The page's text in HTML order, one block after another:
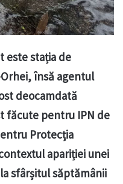
este stația de
însă agentul
deocamdată
făcute pentru IPN de
Protecția
apariției unei
sfârșitul săptămânii